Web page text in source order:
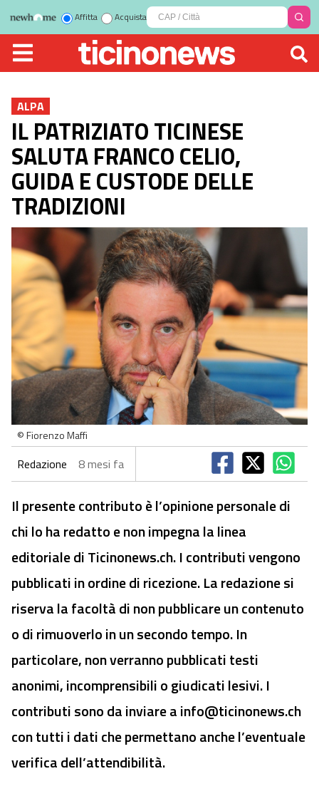
Affitta Acquista
ALPA
IL PATRIZIATO TICINESE
SALUTA FRANCO CELIO,
GUIDA E CUSTODE DELLE
TRADIZIONI
© Fiorenzo Maffi
Redazione 8 mesi fa
Il presente contributo è l’opinione personale di
chi lo ha redatto e non impegna la linea
editoriale di Ticinonews.ch. I contributi vengono
pubblicati in ordine di ricezione. La redazione si
riserva la facoltà di non pubblicare un contenuto
o di rimuoverlo in un secondo tempo. In
particolare, non verranno pubblicati testi
anonimi, incomprensibili o giudicati lesivi. I
contributi sono da inviare ainfo@ticinonews.ch
con tutti i dati che permettano anche l’eventuale
verifica dell’attendibilità.